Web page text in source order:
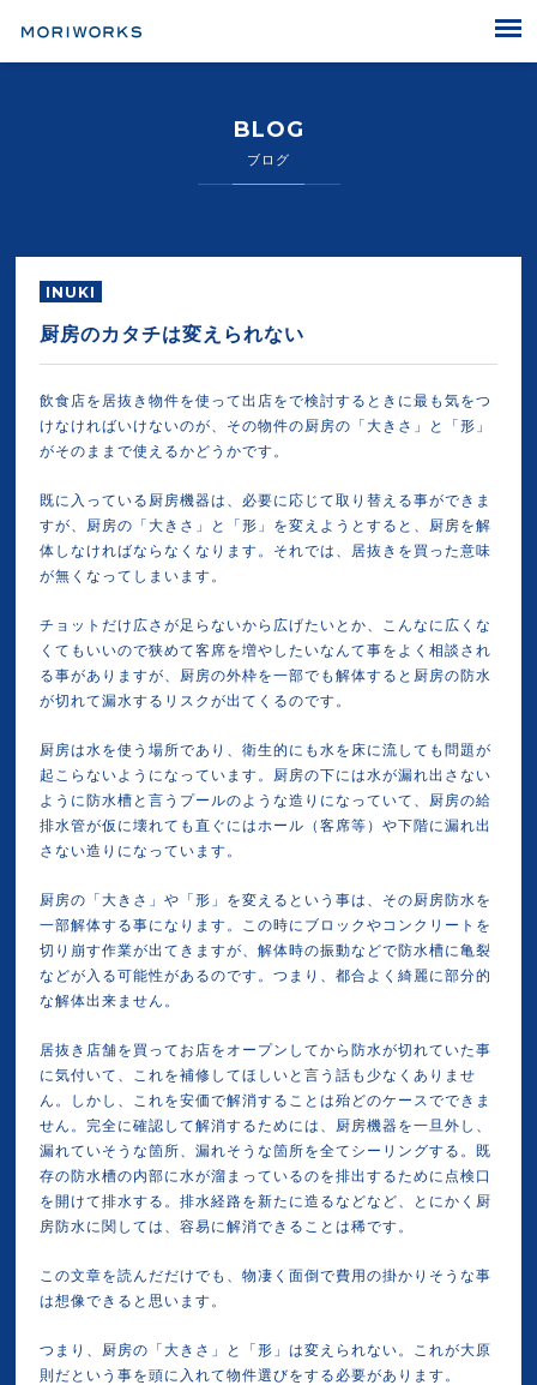
MORIWORKS
BLOG
ブログ
INUKI
厨房のカタチは変えられない
飲食店を居抜き物件を使って出店をで検討するときに最も気をつ
けなければいけないのが、その物件の厨房の「大きさ」と「形」
がそのままで使えるかどうかです。
既に入っている厨房機器は、必要に応じて取り替える事ができま
すが、厨房の「大きさ」と「形」を変えようとすると、厨房を解
体しなければならなくなります。それでは、居抜きを買った意味
が無くなってしまいます。
チョットだけ広さが足らないから広げたいとか、こんなに広くな
くてもいいので狭めて客席を増やしたいなんて事をよく相談され
る事がありますが、厨房の外枠を一部でも解体すると厨房の防水
が切れて漏水するリスクが出てくるのです。
厨房は水を使う場所であり、衛生的にも水を床に流しても問題が
起こらないようになっています。厨房の下には水が漏れ出さない
ように防水槽と言うプールのような造りになっていて、厨房の給
排水管が仮に壊れても直ぐにはホール（客席等）や下階に漏れ出
さない造りになっています。
厨房の「大きさ」や「形」を変えるという事は、その厨房防水を
一部解体する事になります。この時にブロックやコンクリートを
切り崩す作業が出てきますが、解体時の振動などで防水槽に亀裂
などが入る可能性があるのです。つまり、都合よく綺麗に部分的
な解体出来ません。
居抜き店舗を買ってお店をオープンしてから防水が切れていた事
に気付いて、これを補修してほしいと言う話も少なくありませ
ん。しかし、これを安価で解消することは殆どのケースでできま
せん。完全に確認して解消するためには、厨房機器を一旦外し、
漏れていそうな箇所、漏れそうな箇所を全てシーリングする。既
存の防水槽の内部に水が溜まっているのを排出するために点検口
を開けて排水する。排水経路を新たに造るなどなど、とにかく厨
房防水に関しては、容易に解消できることは稀です。
この文章を読んだだけでも、物凄く面倒で費用の掛かりそうな事
は想像できると思います。
つまり、厨房の「大きさ」と「形」は変えられない。これが大原
則だという事を頭に入れて物件選びをする必要があります。